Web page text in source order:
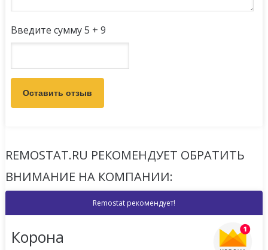
Введите сумму 5 + 9
REMOSTAT.RU РЕКОМЕНДУЕТ ОБРАТИТЬ
ВНИМАНИЕ НА КОМПАНИИ:
Remostat рекомендует!
Корона